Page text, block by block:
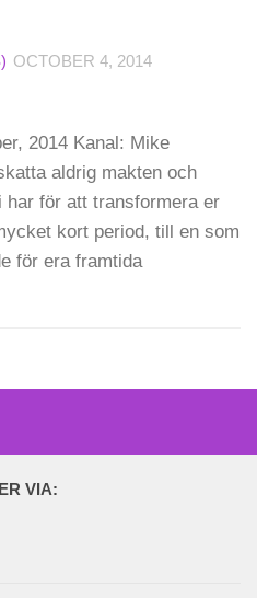
OCTOBER 4, 2014
2014 Kanal: Mike
aldrig makten och
har för att transformera er
kort period, till en som
för era framtida
VIA: